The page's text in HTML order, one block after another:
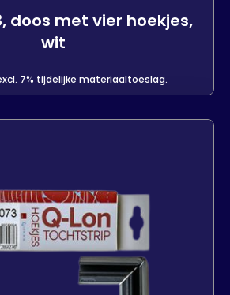
doos met vier hoekjes,
wit
7% tijdelijke materiaaltoeslag.
doos met vier hoekjes,